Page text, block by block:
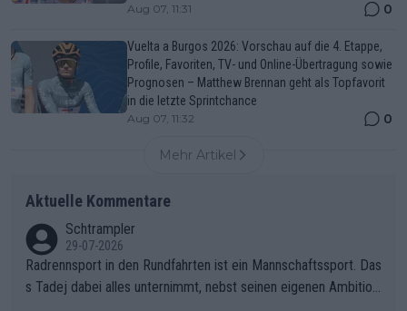
Aug 07, 11:31 0
Vuelta a Burgos 2026: Vorschau auf die 4. Etappe,
Profile, Favoriten, TV- und Online-Übertragung sowie
Prognosen – Matthew Brennan geht als Topfavorit
in die letzte Sprintchance
Aug 07, 11:32 0
Mehr Artikel
Aktuelle Kommentare
Schtrampler
29-07-2026
Radrennsport in den Rundfahrten ist ein Mannschaftssport. Das
s Tadej dabei alles unternimmt, nebst seinen eigenen Ambition